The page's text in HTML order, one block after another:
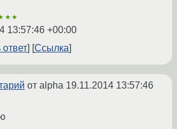
13:57:46 +00:00
ответ
Ссылка
от alpha 19.11.2014 13:57:46